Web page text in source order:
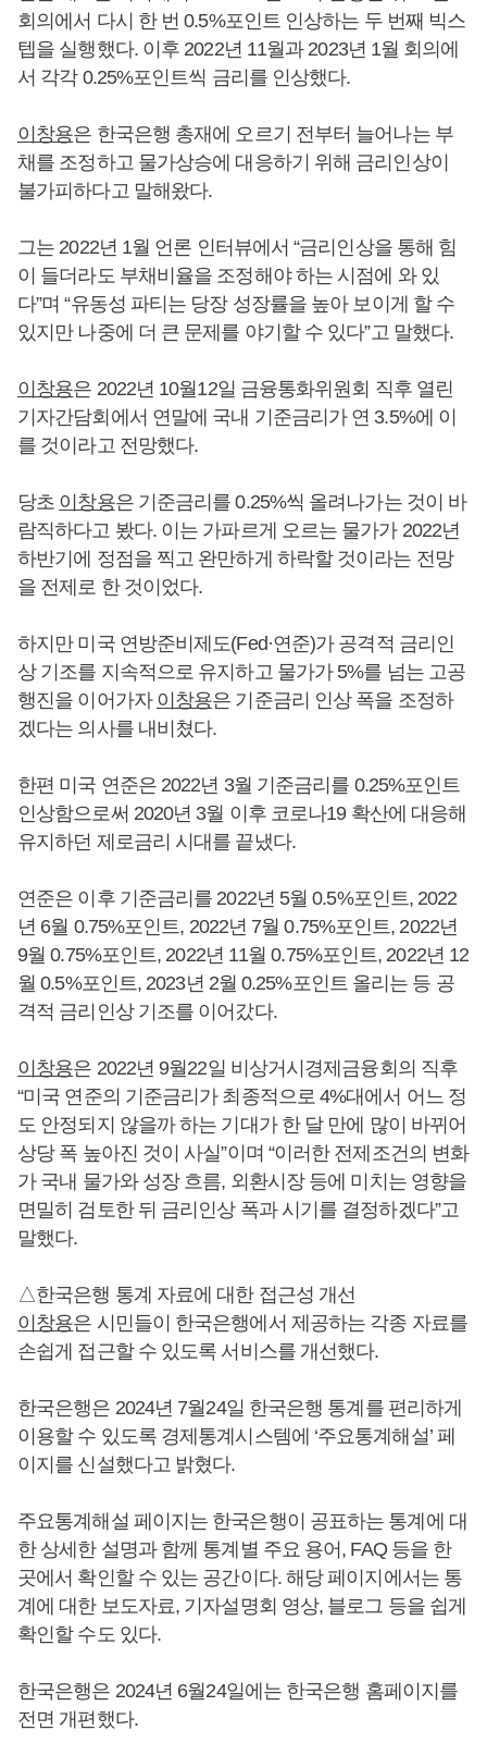
회의에서 다시 한 번 0.5%포인트 인상하는 두 번째 빅스
텝을 실행했다. 이후 2022년 11월과 2023년 1월 회의에
서 각각 0.25%포인트씩 금리를 인상했다.
이창용은 한국은행 총재에 오르기 전부터 늘어나는 부
채를 조정하고 물가상승에 대응하기 위해 금리인상이
불가피하다고 말해왔다.
그는 2022년 1월 언론 인터뷰에서 “금리인상을 통해 힘
이 들더라도 부채비율을 조정해야 하는 시점에 와 있
다”며 “유동성 파티는 당장 성장률을 높아 보이게 할 수
있지만 나중에 더 큰 문제를 야기할 수 있다”고 말했다.
이창용은 2022년 10월12일 금융통화위원회 직후 열린
기자간담회에서 연말에 국내 기준금리가 연 3.5%에 이
를 것이라고 전망했다.
당초 이창용은 기준금리를 0.25%씩 올려나가는 것이 바
람직하다고 봤다. 이는 가파르게 오르는 물가가 2022년
하반기에 정점을 찍고 완만하게 하락할 것이라는 전망
을 전제로 한 것이었다.
하지만 미국 연방준비제도(Fed·연준)가 공격적 금리인
상 기조를 지속적으로 유지하고 물가가 5%를 넘는 고공
행진을 이어가자 이창용은 기준금리 인상 폭을 조정하
겠다는 의사를 내비쳤다.
한편 미국 연준은 2022년 3월 기준금리를 0.25%포인트
인상함으로써 2020년 3월 이후 코로나19 확산에 대응해
유지하던 제로금리 시대를 끝냈다.
연준은 이후 기준금리를 2022년 5월 0.5%포인트, 2022
년 6월 0.75%포인트, 2022년 7월 0.75%포인트, 2022년
9월 0.75%포인트, 2022년 11월 0.75%포인트, 2022년 12
월 0.5%포인트, 2023년 2월 0.25%포인트 올리는 등 공
격적 금리인상 기조를 이어갔다.
이창용은 2022년 9월22일 비상거시경제금융회의 직후
“미국 연준의 기준금리가 최종적으로 4%대에서 어느 정
도 안정되지 않을까 하는 기대가 한 달 만에 많이 바뀌어
상당 폭 높아진 것이 사실”이며 “이러한 전제조건의 변화
가 국내 물가와 성장 흐름, 외환시장 등에 미치는 영향을
면밀히 검토한 뒤 금리인상 폭과 시기를 결정하겠다”고
말했다.
△한국은행 통계 자료에 대한 접근성 개선
이창용은 시민들이 한국은행에서 제공하는 각종 자료를
손쉽게 접근할 수 있도록 서비스를 개선했다.
한국은행은 2024년 7월24일 한국은행 통계를 편리하게
이용할 수 있도록 경제통계시스템에 ‘주요통계해설’ 페
이지를 신설했다고 밝혔다.
주요통계해설 페이지는 한국은행이 공표하는 통계에 대
한 상세한 설명과 함께 통계별 주요 용어, FAQ 등을 한
곳에서 확인할 수 있는 공간이다. 해당 페이지에서는 통
계에 대한 보도자료, 기자설명회 영상, 블로그 등을 쉽게
확인할 수도 있다.
한국은행은 2024년 6월24일에는 한국은행 홈페이지를
전면 개편했다.